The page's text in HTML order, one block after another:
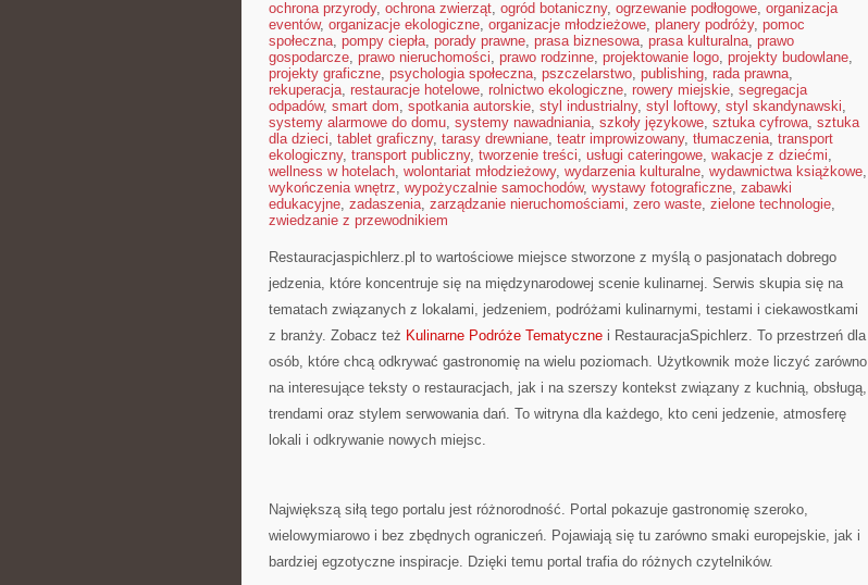
ochrona przyrody, ochrona zwierząt, ogród botaniczny, ogrzewanie podłogowe, organizacja
eventów, organizacje ekologiczne, organizacje młodzieżowe, planery podróży, pomoc
społeczna, pompy ciepła, porady prawne, prasa biznesowa, prasa kulturalna, prawo
gospodarcze, prawo nieruchomości, prawo rodzinne, projektowanie logo, projekty budowlane,
projekty graficzne, psychologia społeczna, pszczelarstwo, publishing, rada prawna,
rekuperacja, restauracje hotelowe, rolnictwo ekologiczne, rowery miejskie, segregacja
odpadów, smart dom, spotkania autorskie, styl industrialny, styl loftowy, styl skandynawski,
systemy alarmowe do domu, systemy nawadniania, szkoły językowe, sztuka cyfrowa, sztuka
dla dzieci, tablet graficzny, tarasy drewniane, teatr improwizowany, tłumaczenia, transport
ekologiczny, transport publiczny, tworzenie treści, usługi cateringowe, wakacje z dziećmi,
wellness w hotelach, wolontariat młodzieżowy, wydarzenia kulturalne, wydawnictwa książkowe,
wykończenia wnętrz, wypożyczalnie samochodów, wystawy fotograficzne, zabawki
edukacyjne, zadaszenia, zarządzanie nieruchomościami, zero waste, zielone technologie,
zwiedzanie z przewodnikiem
Restauracjaspichlerz.pl to wartościowe miejsce stworzone z myślą o pasjonatach dobrego
jedzenia, które koncentruje się na międzynarodowej scenie kulinarnej. Serwis skupia się na
tematach związanych z lokalami, jedzeniem, podróżami kulinarnymi, testami i ciekawostkami
z branży. Zobacz też Kulinarne Podróże Tematyczne i RestauracjaSpichlerz. To przestrzeń dla
osób, które chcą odkrywać gastronomię na wielu poziomach. Użytkownik może liczyć zarówno
na interesujące teksty o restauracjach, jak i na szerszy kontekst związany z kuchnią, obsługą,
trendami oraz stylem serwowania dań. To witryna dla każdego, kto ceni jedzenie, atmosferę
lokali i odkrywanie nowych miejsc.
Największą siłą tego portalu jest różnorodność. Portal pokazuje gastronomię szeroko,
wielowymiarowo i bez zbędnych ograniczeń. Pojawiają się tu zarówno smaki europejskie, jak i
bardziej egzotyczne inspiracje. Dzięki temu portal trafia do różnych czytelników.